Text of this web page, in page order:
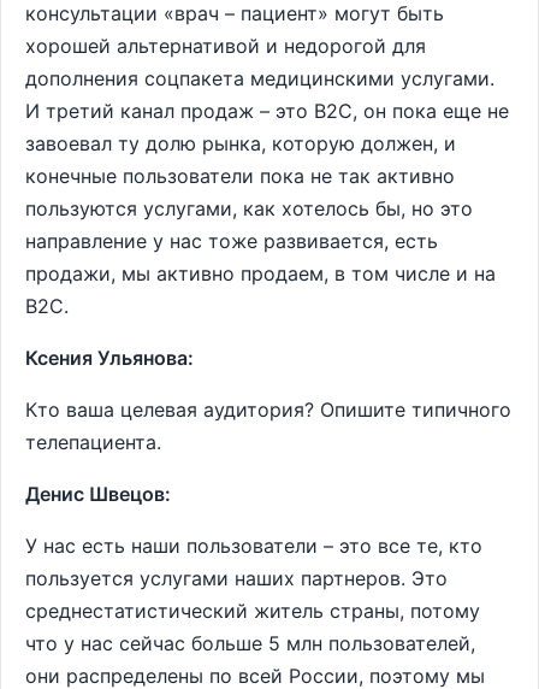
консультации «врач – пациент» могут быть
хорошей альтернативой и недорогой для
дополнения соцпакета медицинскими услугами.
И третий канал продаж – это В2С, он пока еще не
завоевал ту долю рынка, которую должен, и
конечные пользователи пока не так активно
пользуются услугами, как хотелось бы, но это
направление у нас тоже развивается, есть
продажи, мы активно продаем, в том числе и на
В2С.
Ксения Ульянова:
Кто ваша целевая аудитория? Опишите типичного
телепациента.
Денис Швецов:
У нас есть наши пользователи – это все те, кто
пользуется услугами наших партнеров. Это
среднестатистический житель страны, потому
что у нас сейчас больше 5 млн пользователей,
они распределены по всей России, поэтому мы